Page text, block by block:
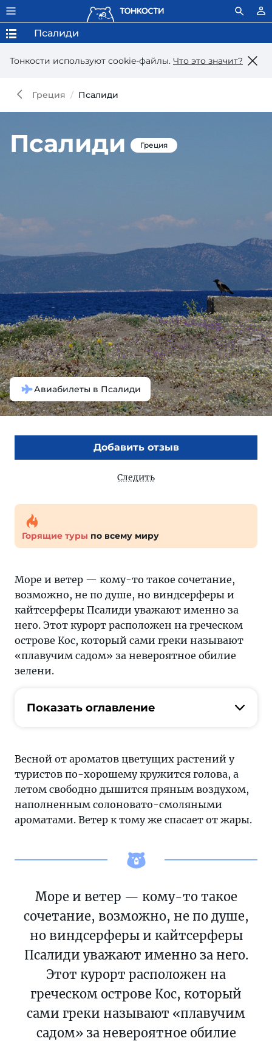
Тонкости используют сookie-файлы. Что это значит?
Псалиди
Греция Псалиди
Псалиди Греция
Авиабилеты в Псалиди
Добавить отзыв
Следить
Горящие туры по всему миру
Море и ветер — кому-то такое сочетание,
возможно, не по душе, но виндсерферы и
кайтсерферы Псалиди уважают именно за
него. Этот курорт расположен на греческом
острове Кос, который сами греки называют
«плавучим садом» за невероятное обилие
зелени.
Показать оглавление
Весной от ароматов цветущих растений у
туристов по-хорошему кружится голова, а
летом свободно дышится пряным воздухом,
наполненным солоновато-смоляными
ароматами. Ветер к тому же спасает от жары.
Море и ветер — кому-то такое
сочетание, возможно, не по душе,
но виндсерферы и кайтсерферы
Псалиди уважают именно за него.
Этот курорт расположен на
греческом острове Кос, который
сами греки называют «плавучим
садом» за невероятное обилие